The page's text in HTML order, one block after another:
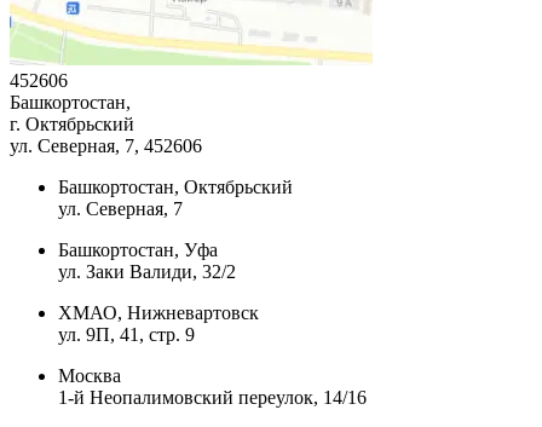
452606
Башкортостан,
г. Октябрьский
ул. Северная, 7, 452606
Башкортостан, Октябрьский
ул. Северная, 7
Башкортостан, Уфа
ул. Заки Валиди, 32/2
ХМАО, Нижневартовск
ул. 9П, 41, стр. 9
Москва
1-й Неопалимовский переулок, 14/16